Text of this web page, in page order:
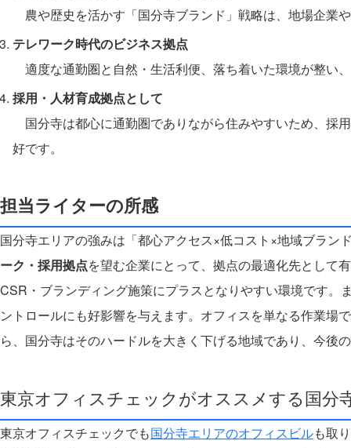
農や歴史を活かす「国分寺ブランド」戦略は、地場企業
テレワーク時代のビジネス拠点
適度な通勤圏と自然・生活利便、落ち着いた環境が整い
採用・人材育成拠点として
国分寺は都心に通勤圏でありながら住みやすいため、採
好です。
担当ライターの所感
国分寺エリアの強みは「都心アクセス×低コスト×地域ブラ
ーク・採用拠点を望む企業にとって、拠点の最適化先として
CSR・ブランディング施策にプラスとなりやすい環境です
ントロールにも好影響を与えます。オフィスを単なる作業場
ら、国分寺はそのハードルを大きく下げる地域であり、今後
東京オフィスチェックがオススメする国分
東京オフィスチェックでも国分寺エリアのオフィスビルも取